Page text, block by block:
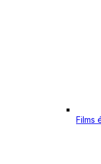
Films